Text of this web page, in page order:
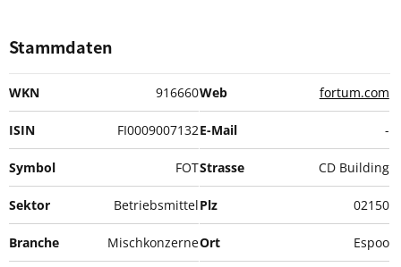
Stammdaten
WKN 916660
ISIN FI0009007132
Symbol FOT
Sektor Betriebsmittel
Branche Mischkonzerne
Web fortum.com
E-Mail -
Strasse CD Building
Plz 02150
Ort Espoo